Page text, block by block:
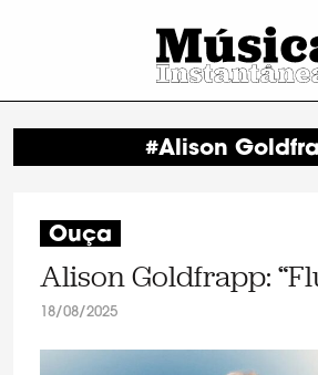
#Alison
Ouça
Alison Goldfrapp:
18/08/2025